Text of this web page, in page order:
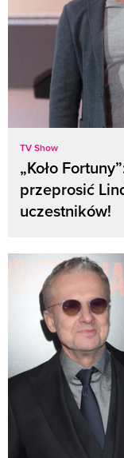
TV Show
„Koło
przeprosić
uczestników!